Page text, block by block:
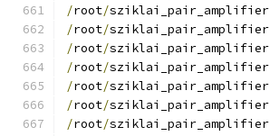
/root/sziklai_pair_amplifier
/root/sziklai_pair_amplifier
/root/sziklai_pair_amplifier
/root/sziklai_pair_amplifier
/root/sziklai_pair_amplifier
/root/sziklai_pair_amplifier
/root/sziklai_pair_amplifier